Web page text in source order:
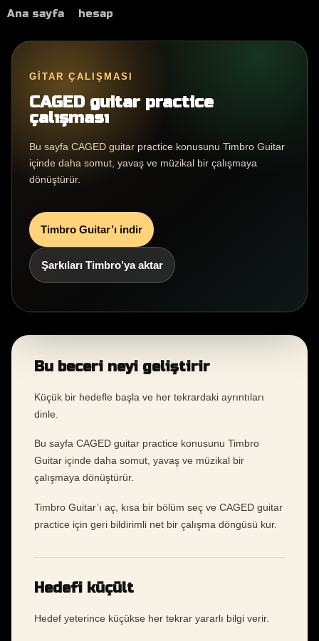
Ana sayfa hesap
GITAR ÇALIŞMASI
CAGED guitar practice
çalışması
Bu sayfa CAGED guitar practice konusunu Timbro Guitar
içinde daha somut, yavaş ve müzikal bir çalışmaya
dönüştürür.
Timbro Guitar’ı indir
Şarkıları Timbro’ya aktar
Bu beceri neyi geliştirir
Küçük bir hedefle başla ve her tekrardaki ayrıntıları
dinle.
Bu sayfa CAGED guitar practice konusunu Timbro
Guitar içinde daha somut, yavaş ve müzikal bir
çalışmaya dönüştürür.
Timbro Guitar’ı aç, kısa bir bölüm seç ve CAGED guitar
practice için geri bildirimli net bir çalışma döngüsü kur.
Hedefi küçült
Hedef yeterince küçükse her tekrar yararlı bilgi verir.